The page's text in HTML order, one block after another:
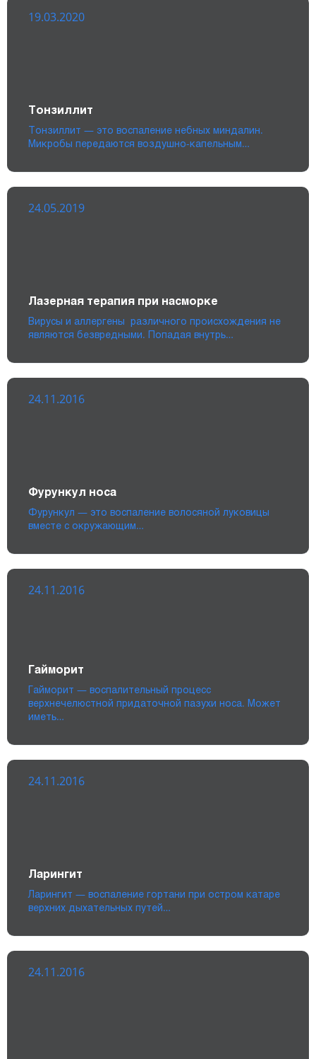
19.03.2020
Тонзиллит
Тонзиллит — это воспаление небных миндалин.
Микробы передаются воздушно-капельным…
24.05.2019
Лазерная терапия при насморке
Вирусы и аллергены различного происхождения не
являются безвредными. Попадая внутрь…
24.11.2016
Фурункул носа
Фурункул — это воспаление волосяной луковицы
вместе с окружающим…
24.11.2016
Гайморит
Гайморит — воспалительный процесс
верхнечелюстной придаточной пазухи носа. Может
иметь…
24.11.2016
Ларингит
Ларингит — воспаление гортани при остром катаре
верхних дыхательных путей…
24.11.2016